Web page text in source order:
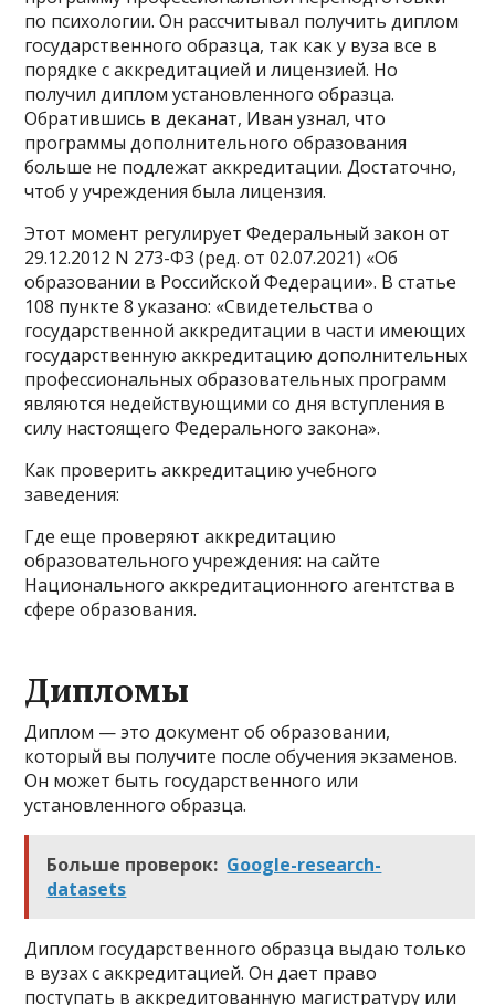
по психологии. Он рассчитывал получить диплом
государственного образца, так как у вуза все в
порядке с аккредитацией и лицензией. Но
получил диплом установленного образца.
Обратившись в деканат, Иван узнал, что
программы дополнительного образования
больше не подлежат аккредитации. Достаточно,
чтоб у учреждения была лицензия.
Этот момент регулирует Федеральный закон от
29.12.2012 N 273-ФЗ (ред. от 02.07.2021) «Об
образовании в Российской Федерации»‎. В статье
108 пункте 8 указано: «Свидетельства о
государственной аккредитации в части имеющих
государственную аккредитацию дополнительных
профессиональных образовательных программ
являются недействующими со дня вступления в
силу настоящего Федерального закона»‎.
Как проверить аккредитацию учебного
заведения:
Где еще проверяют аккредитацию
образовательного учреждения: на сайте
Национального аккредитационного агентства в
сфере образования.
Дипломы
Диплом — это документ об образовании,
который вы получите после обучения экзаменов.
Он может быть государственного или
установленного образца.
Больше проверок: Google-research-
datasets
Диплом государственного образца выдаю только
в вузах с аккредитацией. Он дает право
поступать в аккредитованную магистратуру или